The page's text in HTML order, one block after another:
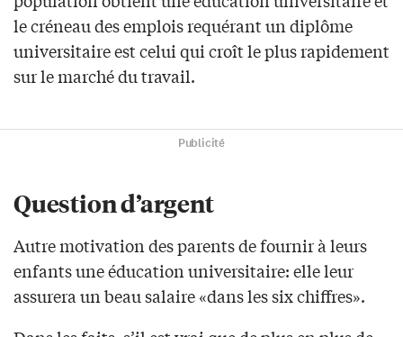
le créneau des emplois requérant un diplôme
universitaire est celui qui croît le plus rapidement
sur le marché du travail.
Publicité
Question d’argent
Autre motivation des parents de fournir à leurs
enfants une éducation universitaire: elle leur
assurera un beau salaire «dans les six chiffres».